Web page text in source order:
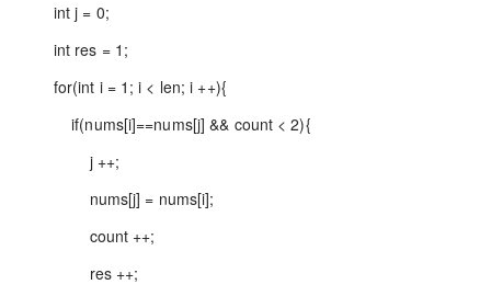
int j = 0;
int res = 1;
for(int i = 1; i < len; i ++){
if(nums[i]==nums[j] && count < 2){
j ++;
nums[j] = nums[i];
count ++;
res ++;